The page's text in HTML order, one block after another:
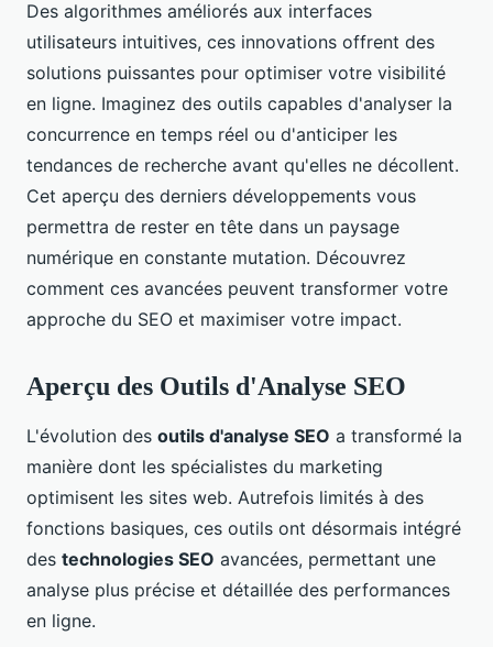
Des algorithmes améliorés aux interfaces
utilisateurs intuitives, ces innovations offrent des
solutions puissantes pour optimiser votre visibilité
en ligne. Imaginez des outils capables d'analyser la
concurrence en temps réel ou d'anticiper les
tendances de recherche avant qu'elles ne décollent.
Cet aperçu des derniers développements vous
permettra de rester en tête dans un paysage
numérique en constante mutation. Découvrez
comment ces avancées peuvent transformer votre
approche du SEO et maximiser votre impact.
Aperçu des Outils d'Analyse SEO
L'évolution des outils d'analyse SEO a transformé la
manière dont les spécialistes du marketing
optimisent les sites web. Autrefois limités à des
fonctions basiques, ces outils ont désormais intégré
des technologies SEO avancées, permettant une
analyse plus précise et détaillée des performances
en ligne.